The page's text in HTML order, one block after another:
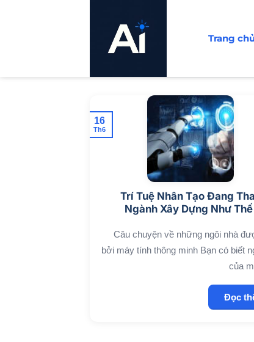
Trang
Trí Tuệ Nhân Tạo Đang
Ngành Xây Dựng Như
Câu chuyện về những ngôi nhà
bởi máy tính thông minh Bạn có biết
của
Đọc
16
Th6